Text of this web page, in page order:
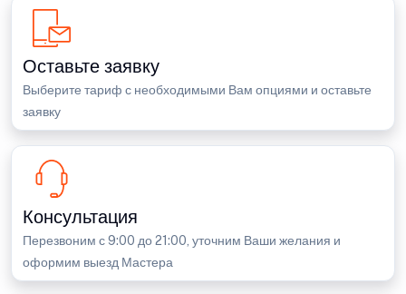
Оставьте заявку
Выберите тариф с необходимыми Вам опциями и оставьте
заявку
Консультация
Перезвоним с 9:00 до 21:00, уточним Ваши желания и
оформим выезд Мастера